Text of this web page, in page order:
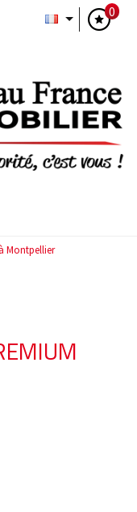
0
Montpellier